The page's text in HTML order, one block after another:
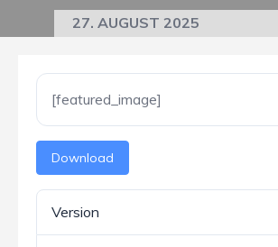
27. AUGUST 2025
[featured_image]
Download
Version